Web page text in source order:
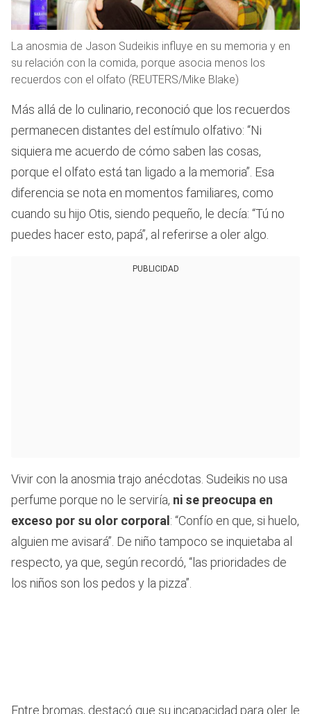
La anosmia de Jason Sudeikis influye en su memoria y en
su relación con la comida, porque asocia menos los
recuerdos con el olfato (REUTERS/Mike Blake)
Más allá de lo culinario, reconoció que los recuerdos
permanecen distantes del estímulo olfativo: “Ni
siquiera me acuerdo de cómo saben las cosas,
porque el olfato está tan ligado a la memoria”. Esa
diferencia se nota en momentos familiares, como
cuando su hijo Otis, siendo pequeño, le decía: “Tú no
puedes hacer esto, papá”, al referirse a oler algo.
PUBLICIDAD
Vivir con la anosmia trajo anécdotas. Sudeikis no usa
perfume porque no le serviría, ni se preocupa en
exceso por su olor corporal : “Confío en que, si huelo,
alguien me avisará”. De niño tampoco se inquietaba al
respecto, ya que, según recordó, “las prioridades de
los niños son los pedos y la pizza”.
Entre bromas, destacó que su incapacidad para oler le